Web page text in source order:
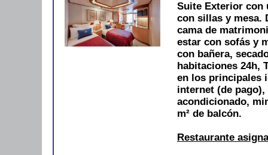
Suite Exterior con
con sillas y mesa.
cama de
estar con sofás y
con bañera,
habitaciones 24h,
en los principales
internet (de
acondicionado,
m² de balcón.
Restaurante